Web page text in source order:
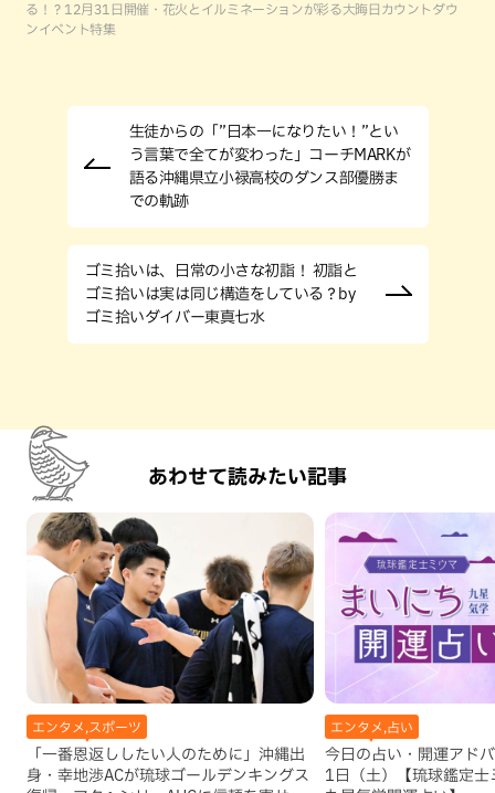
る！？12月31日開催・花火とイルミネーションが彩る大晦日カウントダウ
ンイベント特集
生徒からの「”日本一になりたい！”とい
う言葉で全てが変わった」コーチMARKが
語る沖縄県立小禄高校のダンス部優勝ま
での軌跡
ゴミ拾いは、日常の小さな初詣！ 初詣と
ゴミ拾いは実は同じ構造をしている？by
ゴミ拾いダイバー東真七水
あわせて読みたい記事
エンタメ,スポーツ
「一番恩返ししたい人のために」沖縄出
身・幸地渉ACが琉球ゴールデンキングス
エンタメ,占い
今日の占い・開運アド
1日（土）【琉球鑑定士